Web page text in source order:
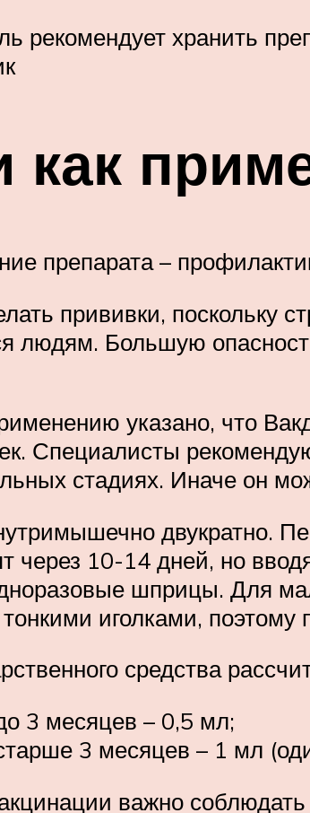
рекомендует хранить
как
препарата –
прививки, поскольку
людям. Большую
указано, что
Специалисты
стадиях. Иначе он
двукратно.
через 10-14 дней, но
шприцы. Для
иголками,
средства
3 месяцев – 0,5 мл;
3 месяцев – 1 мл
важно